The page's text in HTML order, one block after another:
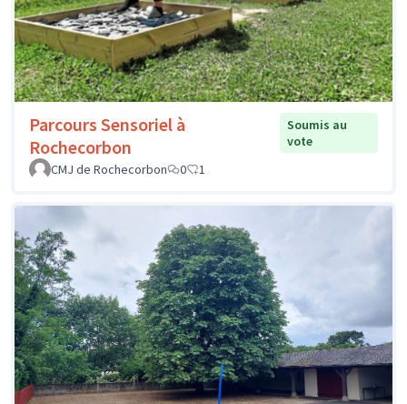
Parcours Sensoriel à
Rochecorbon
Soumis au
vote
CMJ de Rochecorbon
0 1